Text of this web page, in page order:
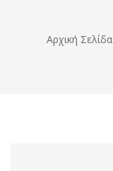
Αρχική Σελίδα